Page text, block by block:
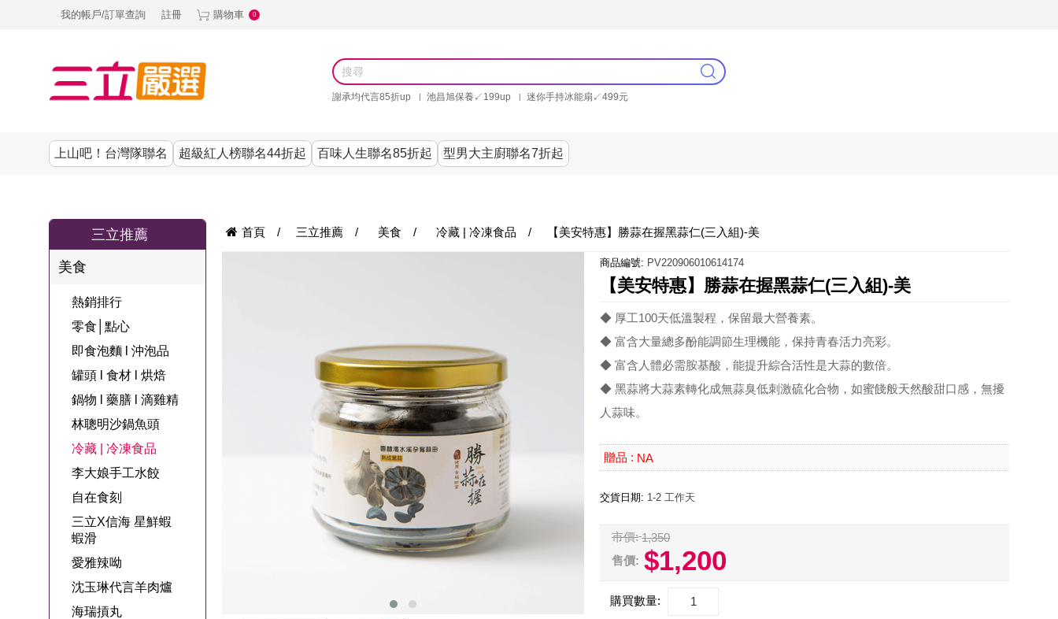
我的帳戶/訂單查詢 註冊 購物車 0
謝承均代言85折up 池昌旭保養↙199up
迷你手持冰能扇↙499元
上山吧！台灣隊聯名 超級紅人榜聯名44折起 百味人生聯名85折起 型男大主廚聯名7折起
古溜x五秀園
熱銷排行
夜聯名
超級紅人榜聯
名
百味人生戲劇
型男大主廚聯
名
節目聯名商品
推薦
熱銷排行
品
罐頭 l 食材 l 烘
焙
鍋物 l 藥膳 l 滴
雞精
林聰明沙鍋魚
冷藏 | 冷凍食品
李大娘手工水
餃
三立X信海 星
熱銷排行
清潔用品
寢具│床墊
宗教開運
ELVIS愛菲斯
Astonish英國潔
雨揚老師開運
金健康石墨烯
台塑生醫
熱銷排行
機能服飾
配件
PP波瑟楓妮品
牌館
養生|保健
池昌旭代言
Bello. U
OUR FAMILY
一家人
甘味人生
狀元堂牛樟芝
熱銷排行
女內褲
男內褲
NEONER
熱銷排行
美容專區
涼夏家電
3C
1MORE耳機
韓國
SKINASSET
甘味人生鍵力
肽↙85折
百味人生
三立推薦
美食
熱銷排行
零食│點心
即食泡麵 l 沖泡品
罐頭 l 食材 l 烘焙
鍋物 l 藥膳 l 滴雞精
林聰明沙鍋魚頭
冷藏 | 冷凍食品
李大娘手工水餃
自在食刻
三立X信海 星鮮蝦
蝦滑
愛雅辣呦
沈玉琳代言羊肉爐
海瑞摃丸
首頁 / 三立推薦 / 美食 / 冷藏 | 冷凍食品 / 【美安特惠】勝蒜在握黑蒜仁(三入組)-美
商品編號: PV220906010614174
【美安特惠】勝蒜在握黑蒜仁(三入組)-美
◆ 厚工100天低溫製程，保留最大營養素。
◆ 富含大量總多酚能調節生理機能，保持青春活力亮彩。
◆ 富含人體必需胺基酸，能提升綜合活性是大蒜的數倍。
◆ 黑蒜將大蒜素轉化成無蒜臭低刺激硫化合物，如蜜餞般天然酸甜口感，無擾
人蒜味。
贈品 : NA
交貨日期: 1-2 工作天
市價: 1,350
售價: $1,200
購買數量: